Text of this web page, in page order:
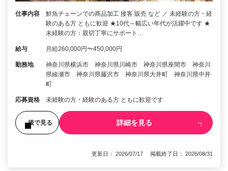
仕事内容
鮮魚チェーンでの商品加工 接客 販売 など ／ 未経験の方・経
験のある方 ともに歓迎 ★10代～幅広い年代が活躍中です ★
未経験の方：親切丁寧にサポート…
給与 月給260,000円〜450,000円
勤務地
神奈川県横浜市 神奈川県川崎市 神奈川県座間市 神奈川
県綾瀬市 神奈川県藤沢市 神奈川県大井町 神奈川県中井
町
応募資格 未経験の方・経験のある方 ともに歓迎です
後で見る 詳細を見る
更新日： 2026/07/17 掲載終了日： 2026/08/31